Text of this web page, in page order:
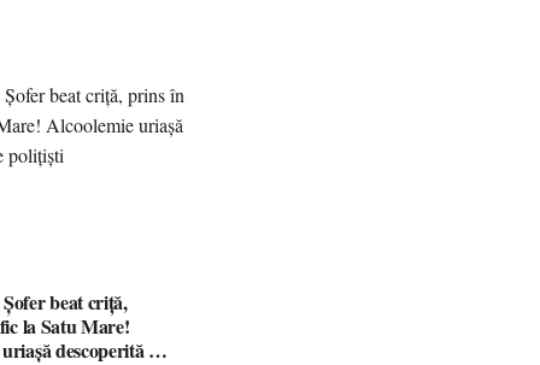
beat criță,
la Satu Mare!
descoperită de